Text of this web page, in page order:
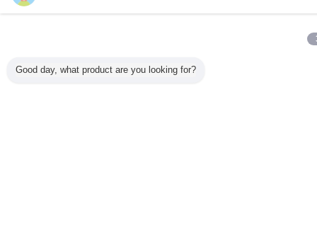
Good day, what product are you looking for?